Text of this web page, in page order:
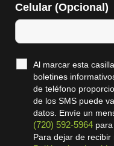
Celular (Opcional)
Al marcar esta
boletines
de teléfono
de los SMS puede
datos. Envíe un
(720) 592-5964
Para dejar de